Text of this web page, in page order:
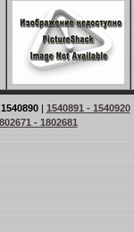
| 1540891 - 1540920|
- 1802681